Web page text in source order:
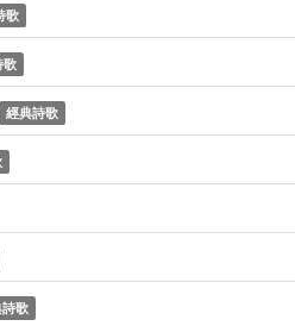
歌
歌
經典詩歌
歌